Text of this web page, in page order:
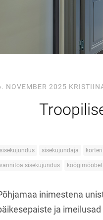
NOVEMBER 2025
sisekujundus sisekujundaja
vannitoa sisekujundus köögimööbel
inimestena
ja